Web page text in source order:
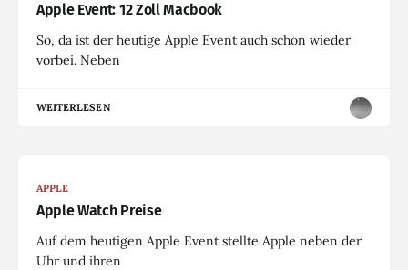
Apple Event: 12 Zoll Macbook
So, da ist der heutige Apple Event auch schon wieder
vorbei. Neben
WEITERLESEN
APPLE
Apple Watch Preise
Auf dem heutigen Apple Event stellte Apple neben der
Uhr und ihren